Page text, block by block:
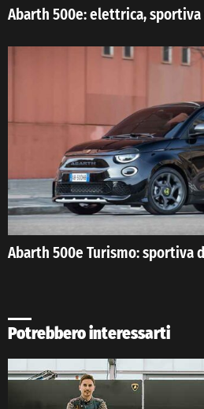
Abarth 500e: elettrica, sportiva
Abarth 500e Turismo: sportiva
Potrebbero interessarti